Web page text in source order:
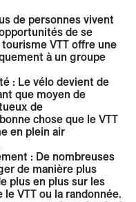
de personnes vivent
de se
VTT offre une
à un groupe
: Le vélo devient de
que moyen de
de
chose que le VTT
en plein air
: De nombreuses
de manière plus
plus en plus sur les
VTT ou la randonnée.